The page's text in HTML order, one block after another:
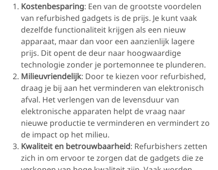
Kostenbesparing: Een van de grootste voordelen
van refurbished gadgets is de prijs. Je kunt vaak
dezelfde functionaliteit krijgen als een nieuw
apparaat, maar dan voor een aanzienlijk lagere
prijs. Dit opent de deur naar hoogwaardige
technologie zonder je portemonnee te plunderen.
Milieuvriendelijk: Door te kiezen voor refurbished,
draag je bij aan het verminderen van elektronisch
afval. Het verlengen van de levensduur van
elektronische apparaten helpt de vraag naar
nieuwe productie te verminderen en vermindert zo
de impact op het milieu.
Kwaliteit en betrouwbaarheid: Refurbishers zetten
zich in om ervoor te zorgen dat de gadgets die ze